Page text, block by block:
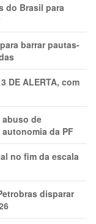
do Brasil para
barrar pautas-
DE ALERTA, com
de
da PF
no fim da escala
disparar